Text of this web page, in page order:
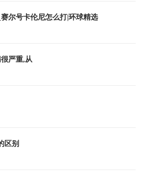
尔号卡伦尼怎么打|环球精选
严重,从
区别